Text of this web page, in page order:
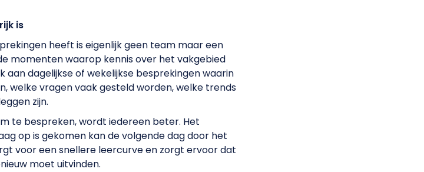
is
heeft is eigenlijk geen team maar een
momenten waarop kennis over het vakgebied
dagelijkse of wekelijkse besprekingen waarin
welke vragen vaak gesteld worden, welke trends
zijn.
te bespreken, wordt iedereen beter. Het
op is gekomen kan de volgende dag door het
voor een snellere leercurve en zorgt ervoor dat
moet uitvinden.